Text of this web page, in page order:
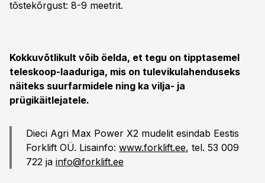
tõstekõrgust: 8-9 meetrit.
Kokkuvõtlikult võib öelda, et tegu on tipptasemel
teleskoop-laaduriga, mis on tulevikulahenduseks
näiteks suurfarmidele ning ka vilja- ja
prügikäitlejatele.
Dieci Agri Max Power X2 mudelit esindab Eestis
Forklift OÜ. Lisainfo: www.forklift.ee, tel. 53 009
722 ja info@forklift.ee